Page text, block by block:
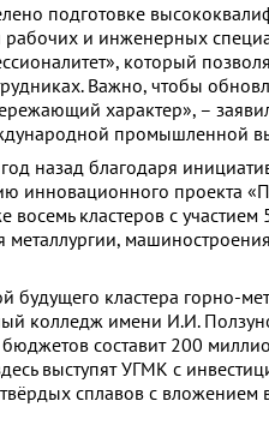
подготовке
и инженерных
который
Важно, чтобы
характер», –
промышленной
назад благодаря
инновационного проекта
восемь кластеров с
металлургии,
будущего кластера горно-
колледж имени И.И.
составит 200
выступят УГМК с
сплавов с